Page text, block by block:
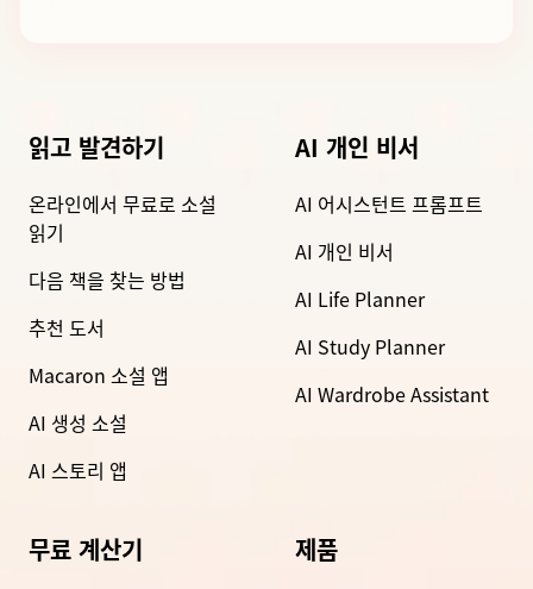
읽고 발견하기
온라인에서 무료로 소설
읽기
다음 책을 찾는 방법
추천 도서
Macaron 소설 앱
AI 생성 소설
AI 스토리 앱
AI 개인 비서
AI 어시스턴트 프롬프트
AI 개인 비서
AI Life Planner
AI Study Planner
AI Wardrobe Assistant
무료 계산기 제품